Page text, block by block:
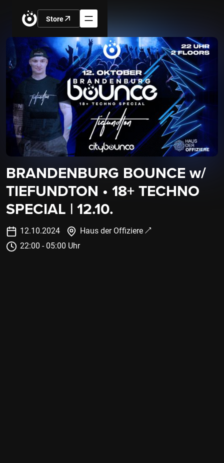
Store
BRANDENBURG BOUNCE w/
TIEFUNDTON • 18+ TECHNO
SPECIAL | 12.10.
12.10.2024
Haus der Offiziere
22:00 - 05:00 Uhr